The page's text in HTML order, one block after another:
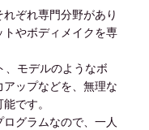
ぞれ専門分野があり
トやボディメイクを専
、モデルのようなボ
ップなどを、無理な
です。
グラムなので、一人